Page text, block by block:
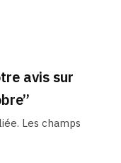
avis sur
Les champs